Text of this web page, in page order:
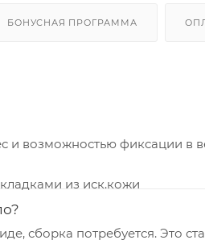
БОНУСНАЯ ПРОГРАММА
и возможностью фиксации в
из иск.кожи
сборка потребуется. Это